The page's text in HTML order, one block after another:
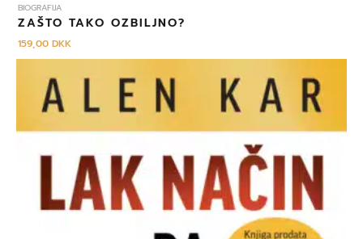
BIOGRAFIJA
ZAŠTO TAKO OZBILJNO?
159,00DKK